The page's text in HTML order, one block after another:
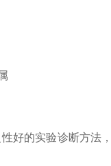
好的实验诊断方法